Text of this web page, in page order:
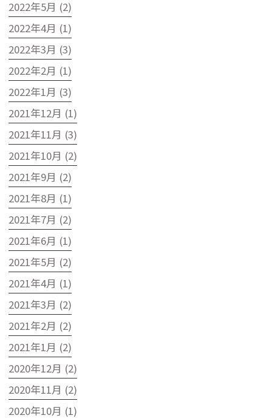
2022年5月 (2)
2022年4月 (1)
2022年3月 (3)
2022年2月 (1)
2022年1月 (3)
2021年12月 (1)
2021年11月 (3)
2021年10月 (2)
2021年9月 (2)
2021年8月 (1)
2021年7月 (2)
2021年6月 (1)
2021年5月 (2)
2021年4月 (1)
2021年3月 (2)
2021年2月 (2)
2021年1月 (2)
2020年12月 (2)
2020年11月 (2)
2020年10月 (1)